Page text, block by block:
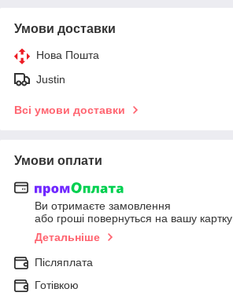
Умови доставки
Нова Пошта
Justin
Всі умови доставки
Умови оплати
Ви отримаєте замовлення
або гроші повернуться на вашу картку
Детальніше
Післяплата
Готівкою